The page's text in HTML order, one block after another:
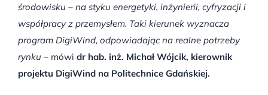
środowisku – na styku energetyki, inżynierii, cyfryzacji i
współpracy z przemysłem. Taki kierunek wyznacza
program DigiWind, odpowiadając na realne potrzeby
rynku – mówi dr hab. inż. Michał Wójcik, kierownik
projektu DigiWind na Politechnice Gdańskiej.